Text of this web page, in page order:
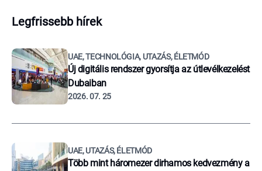
Legfrissebb hírek
UAE, TECHNOLÓGIA, UTAZÁS, ÉLETMÓD
Új digitális rendszer gyorsítja az útlevélkezelést
Dubaiban
2026. 07. 25
UAE, UTAZÁS, ÉLETMÓD
Több mint háromezer dirhamos kedvezmény a